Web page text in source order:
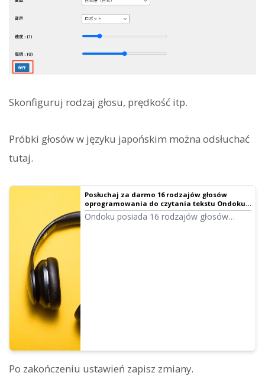
Skonfiguruj rodzaj głosu, prędkość itp.
Próbki głosów w języku japońskim można odsłuchać
tutaj.
Posłuchaj za darmo 16 rodzajów głosów
oprogramowania do czytania tekstu Ondoku.
Zmień wrażenie dzięki zmianie tonacji |
Oprogramowanie do czytania tekstu Ondoku
Ondoku posiada 16 rodzajów głosów
Po zakończeniu ustawień zapisz zmiany.